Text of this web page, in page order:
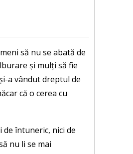
să nu se abată de
și mulți să fie
a vândut dreptul de
că o cerea cu
întuneric, nici de
nu li se mai